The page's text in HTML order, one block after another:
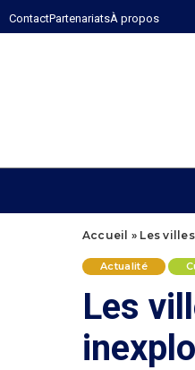
ContactPartenariatsÀ propos
Accueil » Les
Actualité
Les